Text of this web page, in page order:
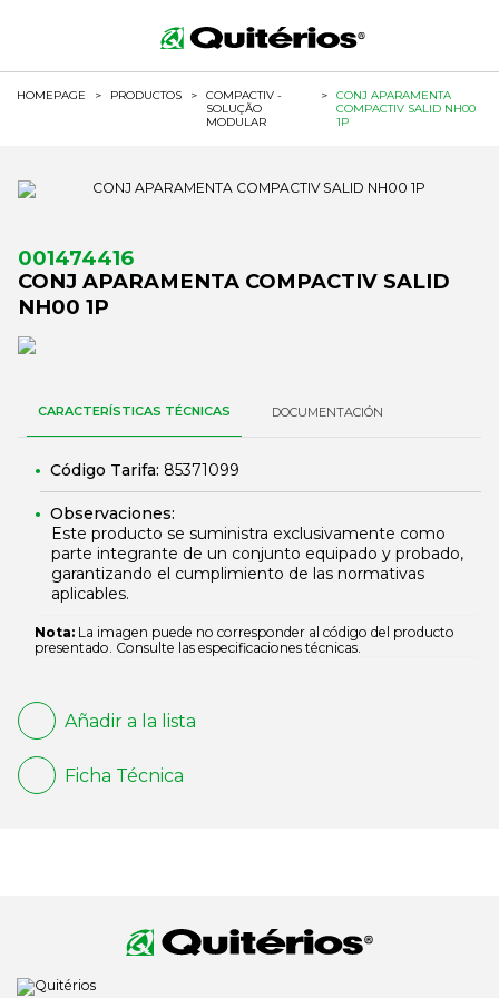
HOMEPAGE > PRODUCTOS >
COMPACTIV -
SOLUÇÃO
MODULAR
>
CONJ APARAMENTA
COMPACTIV SALID NH00
1P
001474416
CONJ APARAMENTA COMPACTIV SALID
NH00 1P
CARACTERÍSTICAS TÉCNICAS DOCUMENTACIÓN
Código Tarifa: 85371099
Observaciones:
Este producto se suministra exclusivamente como
parte integrante de un conjunto equipado y probado,
garantizando el cumplimiento de las normativas
aplicables.
Nota: La imagen puede no corresponder al código del producto
presentado. Consulte las especificaciones técnicas.
Añadir a la lista
Ficha Técnica